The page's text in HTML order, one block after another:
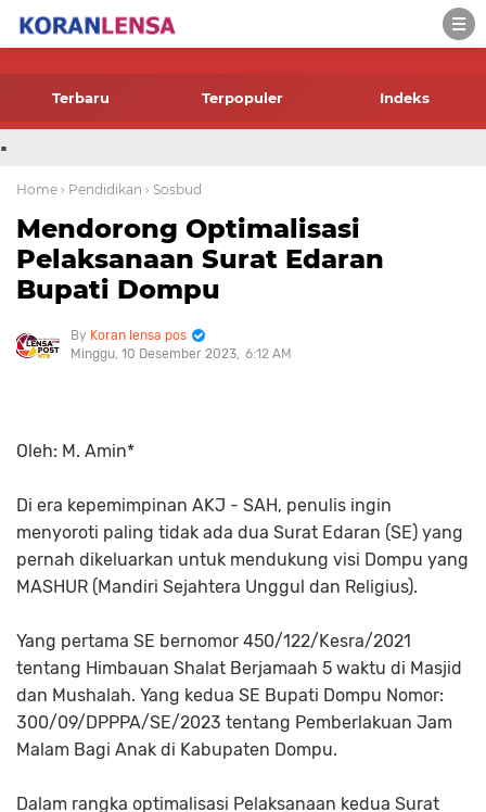
-->
Terbaru Terpopuler Indeks
.
Home › Pendidikan › Sosbud
Mendorong Optimalisasi
Pelaksanaan Surat Edaran
Bupati Dompu
Koran lensa pos
Minggu, 10 Desember 2023 6:12 AM
Oleh: M. Amin*
Di era kepemimpinan AKJ - SAH, penulis ingin
menyoroti paling tidak ada dua Surat Edaran (SE) yang
pernah dikeluarkan untuk mendukung visi Dompu yang
MASHUR (Mandiri Sejahtera Unggul dan Religius).
Yang pertama SE bernomor 450/122/Kesra/2021
tentang Himbauan Shalat Berjamaah 5 waktu di Masjid
dan Mushalah. Yang kedua SE Bupati Dompu Nomor:
300/09/DPPPA/SE/2023 tentang Pemberlakuan Jam
Malam Bagi Anak di Kabupaten Dompu.
Dalam rangka optimalisasi Pelaksanaan kedua Surat